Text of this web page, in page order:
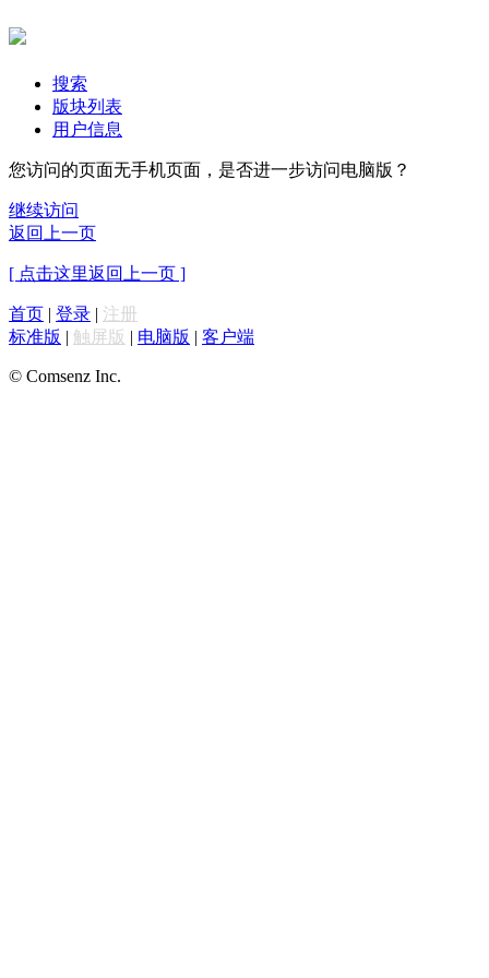
搜索
版块列表
用户信息
您访问的页面无手机页面，是否进一步访问电脑版？
继续访问
返回上一页
[ 点击这里返回上一页 ]
首页 | 登录 | 注册
标准版 | 触屏版 | 电脑版 | 客户端
© Comsenz Inc.